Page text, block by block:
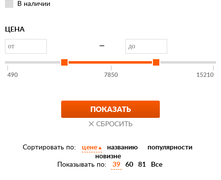
В наличии
ЦЕНА
—
490 7850 15210
Сортировать по: цене названию
популярности
новизне
Показывать по:
39 60 81 Все